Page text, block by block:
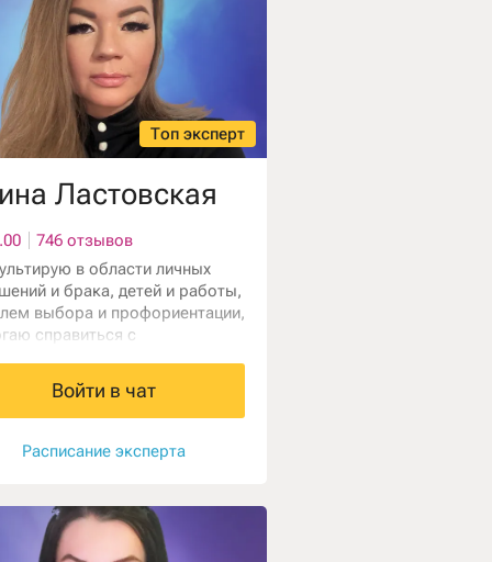
Топ эксперт
Ластовская
746 отзывов
в области личных
и брака, детей и работы,
выбора и профориентации,
справиться с
параличи , внетелесная
кошмары , осознанные
с картами Таро,
и фотографией . Приглашаю
сегодня, исправить
Способы и техники
мы выберем вместе с
Войти в чат
Расписание эксперта